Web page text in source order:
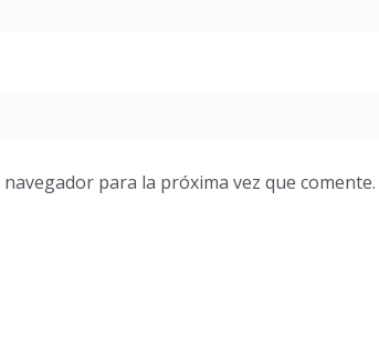
para la próxima vez que comente.